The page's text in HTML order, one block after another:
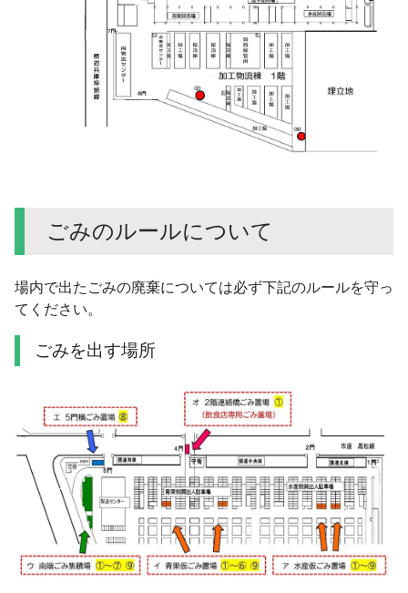
ごみのルールについて
場内で出たごみの廃棄については必ず下記のルールを守っ
てください。
ごみを出す場所